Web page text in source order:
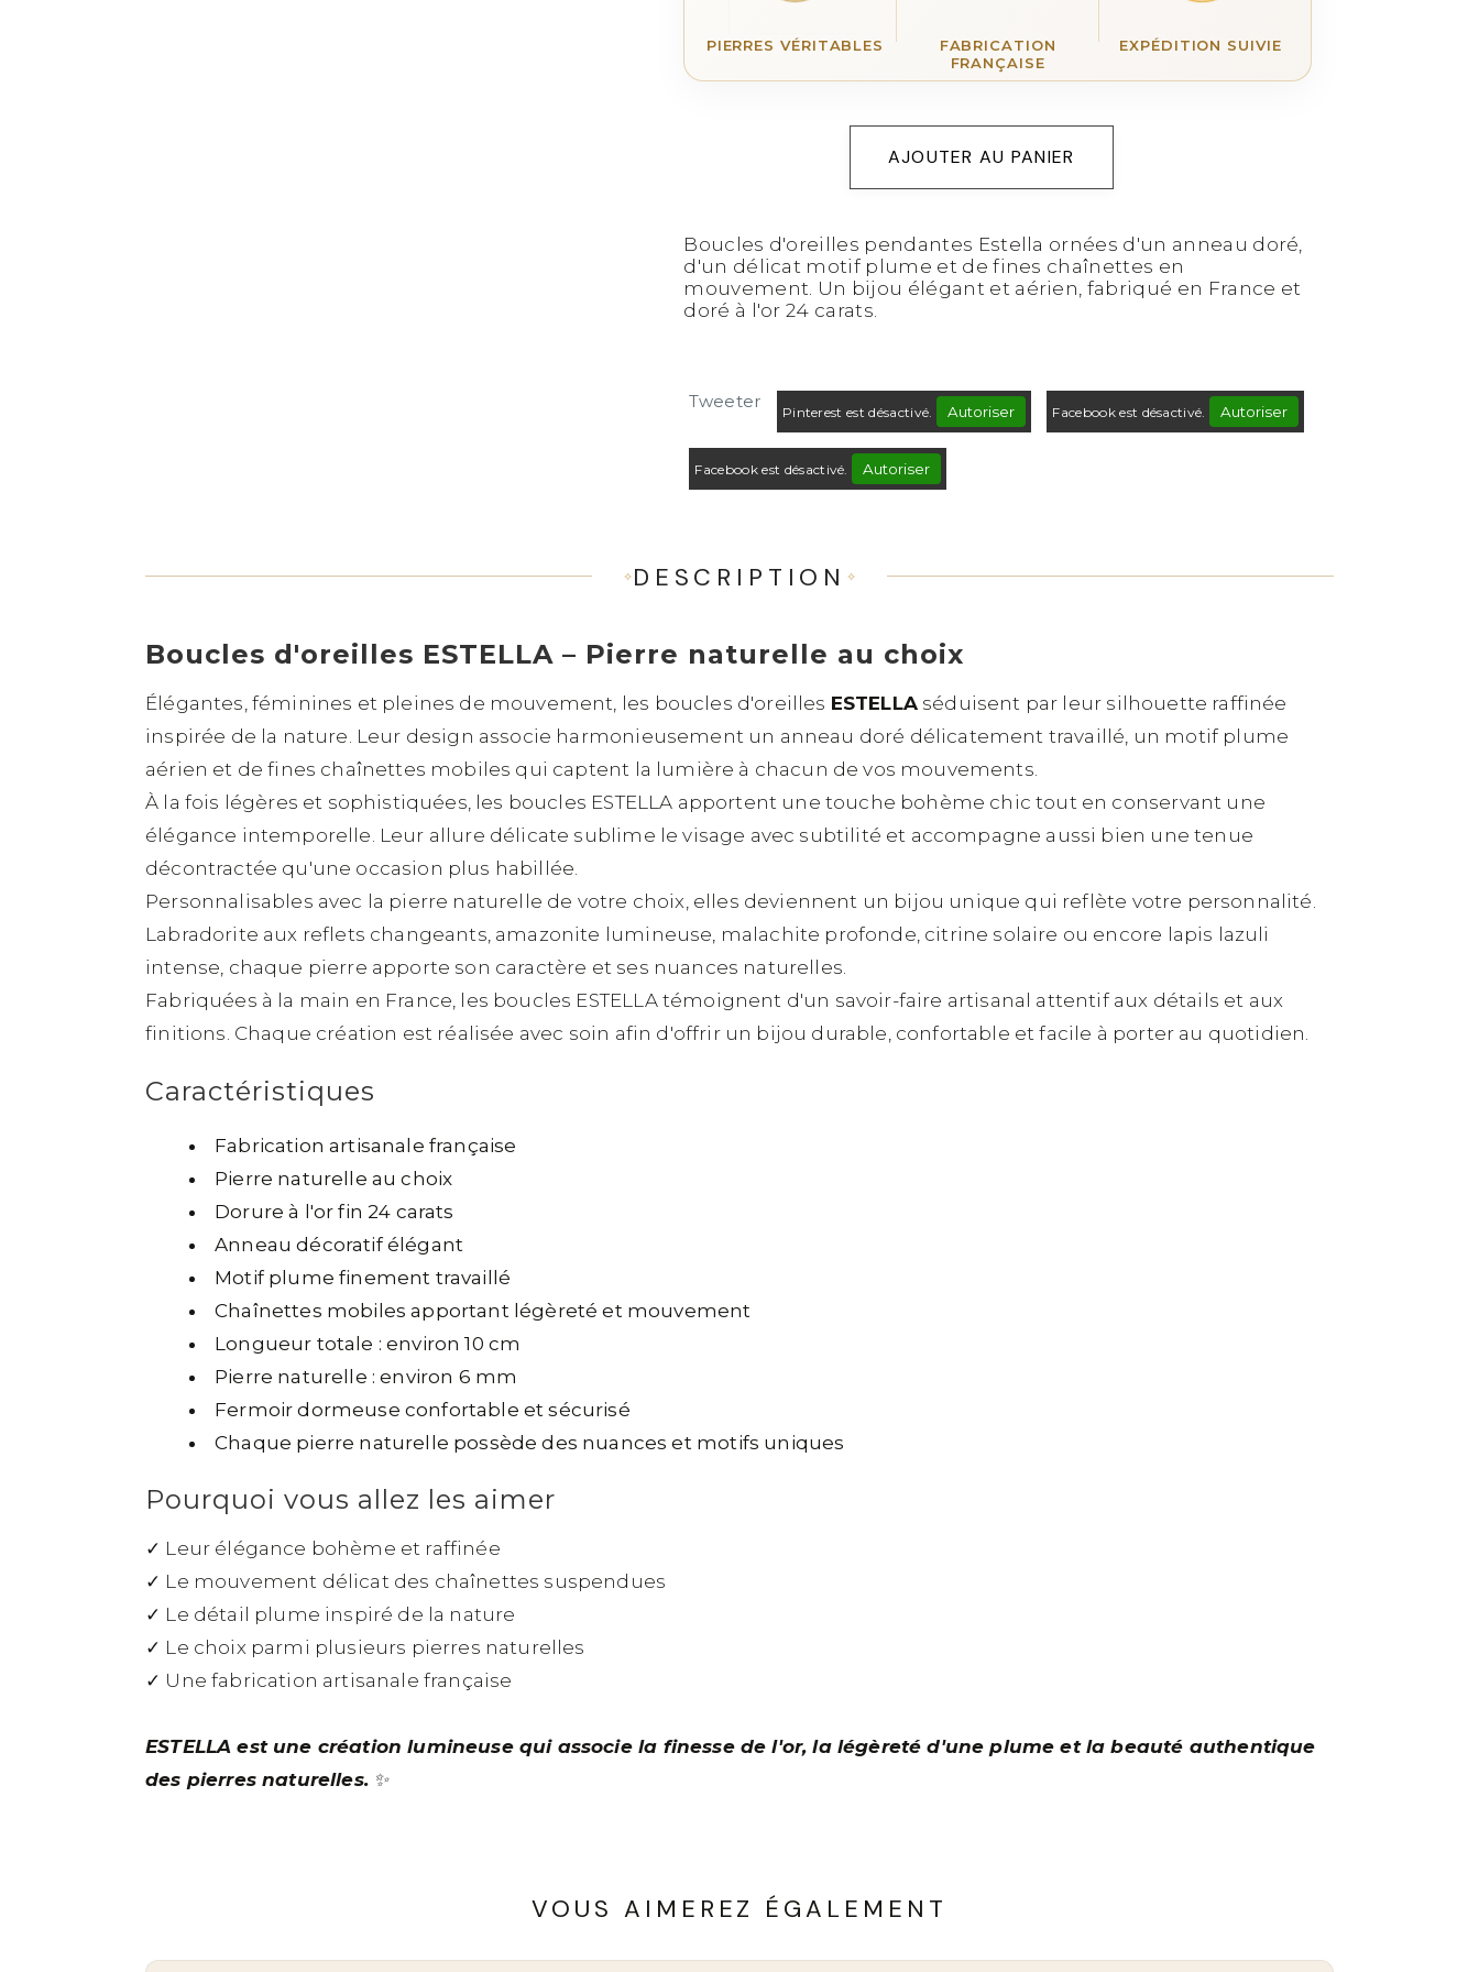
PIERRES VÉRITABLES
FABRICATION
FRANÇAISE
EXPÉDITION SUIVIE
AJOUTER AU PANIER
Boucles d'oreilles pendantes Estella ornées d'un anneau doré,
d'un délicat motif plume et de fines chaînettes en
mouvement. Un bijou élégant et aérien, fabriqué en France et
doré à l'or 24 carats.
Tweeter
Pinterest est désactivé. Autoriser Facebook est désactivé. Autoriser
Facebook est désactivé. Autoriser
DESCRIPTION
Boucles d'oreilles ESTELLA – Pierre naturelle au choix
Élégantes, féminines et pleines de mouvement, les boucles d'oreilles ESTELLAséduisent par leur silhouette raffinée
inspirée de la nature. Leur design associe harmonieusement un anneau doré délicatement travaillé, un motif plume
aérien et de fines chaînettes mobiles qui captent la lumière à chacun de vos mouvements.
À la fois légères et sophistiquées, les boucles ESTELLA apportent une touche bohème chic tout en conservant une
élégance intemporelle. Leur allure délicate sublime le visage avec subtilité et accompagne aussi bien une tenue
décontractée qu'une occasion plus habillée.
Personnalisables avec la pierre naturelle de votre choix, elles deviennent un bijou unique qui reflète votre personnalité.
Labradorite aux reflets changeants, amazonite lumineuse, malachite profonde, citrine solaire ou encore lapis lazuli
intense, chaque pierre apporte son caractère et ses nuances naturelles.
Fabriquées à la main en France, les boucles ESTELLA témoignent d'un savoir-faire artisanal attentif aux détails et aux
finitions. Chaque création est réalisée avec soin afin d'offrir un bijou durable, confortable et facile à porter au quotidien.
Caractéristiques
Fabrication artisanale française
Pierre naturelle au choix
Dorure à l'or fin 24 carats
Anneau décoratif élégant
Motif plume finement travaillé
Chaînettes mobiles apportant légèreté et mouvement
Longueur totale : environ 10 cm
Pierre naturelle : environ 6 mm
Fermoir dormeuse confortable et sécurisé
Chaque pierre naturelle possède des nuances et motifs uniques
Pourquoi vous allez les aimer
✓ Leur élégance bohème et raffinée
✓ Le mouvement délicat des chaînettes suspendues
✓ Le détail plume inspiré de la nature
✓ Le choix parmi plusieurs pierres naturelles
✓ Une fabrication artisanale française
ESTELLA est une création lumineuse qui associe la finesse de l'or, la légèreté d'une plume et la beauté authentique
des pierres naturelles.✨
VOUS AIMEREZ ÉGALEMENT